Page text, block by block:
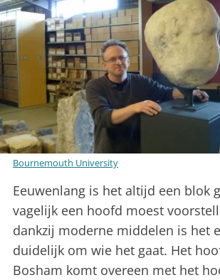
Bournemouth University
Eeuwenlang is het altijd een blok
vagelijk een hoofd moest
dankzij moderne middelen is het
duidelijk om wie het gaat. Het
Bosham komt overeen met het